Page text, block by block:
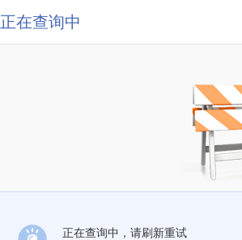
正在查询中
正在查询中，请刷新重试